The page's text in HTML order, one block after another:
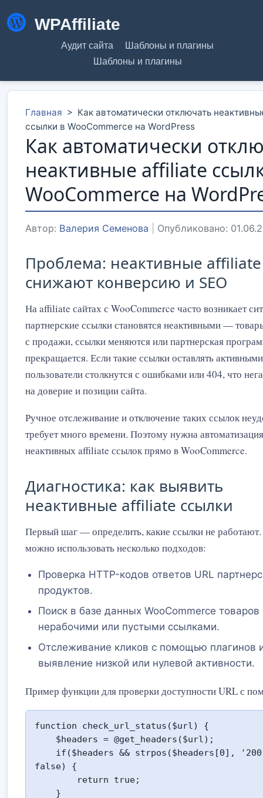
WPAffiliate
Аудит сайта
Шаблоны и плагины
Шаблоны и плагины
Главная > Как автоматически отключать
ссылки в WooCommerce на WordPress
Как автоматически
неактивные affiliate
WooCommerce на
Автор: Валерия Семенова Опубликовано:
Проблема: неактивные
снижают конверсию и SEO
На affiliate сайтах с WooCommerce часто возникает
партнерские ссылки становятся неактивными —
с продажи, ссылки меняются или партнерская
прекращается. Если такие ссылки оставлять
пользователи столкнутся с ошибками или 404, что
на доверие и позиции сайта.
Ручное отслеживание и отключение таких ссылок
требует много времени. Поэтому нужна
неактивных affiliate ссылок прямо в WooCommerce.
Диагностика: как выявить
неактивные affiliate ссылки
Первый шаг — определить, какие ссылки не работают.
можно использовать несколько подходов:
Проверка HTTP-кодов ответов URL
продуктов.
Поиск в базе данных WooCommerce товаров
нерабочими или пустыми ссылками.
Отслеживание кликов с помощью плагинов
выявление низкой или нулевой активности.
Пример функции для проверки доступности URL с
function check_url_status($url) {
false) {